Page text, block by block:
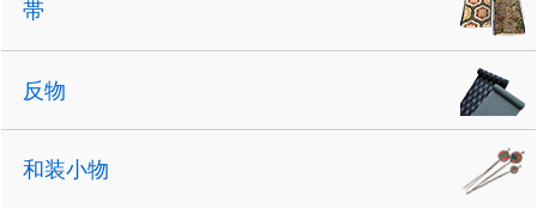
帯
反物
和装小物